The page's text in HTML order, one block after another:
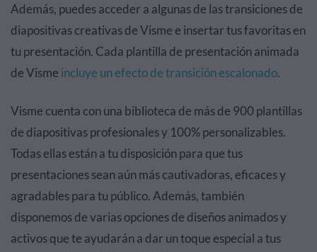
Además, puedes acceder a algunas de las transiciones de
diapositivas creativas de Visme e insertar tus favoritas en
tu presentación. Cada plantilla de presentación animada
de Visme incluye un efecto de transición escalonado.
Visme cuenta con una biblioteca de más de 900 plantillas
de diapositivas profesionales y 100% personalizables.
Todas ellas están a tu disposición para que tus
presentaciones sean aún más cautivadoras, eficaces y
agradables para tu público. Además, también
disponemos de varias opciones de diseños animados y
activos que te ayudarán a dar un toque especial a tus